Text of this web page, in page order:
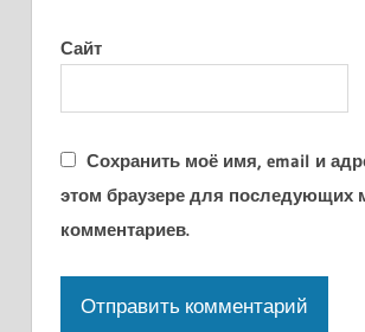
Сайт
Сохранить моё имя, email и
этом браузере для последующих
комментариев.